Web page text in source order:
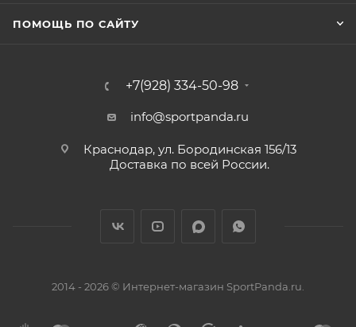
ПОМОЩЬ ПО САЙТУ
+7(928) 334-50-98
info@sportpanda.ru
Краснодар, ул. Бородинская 156/13
Доставка по всей России.
2014 - 2026 © Интернет-магазин SportPanda.ru.